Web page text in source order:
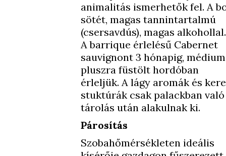
animalitás ismerhetők fel. A
sötét, magas tannintartalmú
(csersavdús), magas alkohollal.
A barrique érlelésű Cabernet
sauvignont 3 hónapig,
pluszra füstölt hordóban
érleljük. A lágy aromák és
stuktúrák csak palackban való
tárolás után alakulnak ki.
Párosítás
Szobahőmérsékleten ideális